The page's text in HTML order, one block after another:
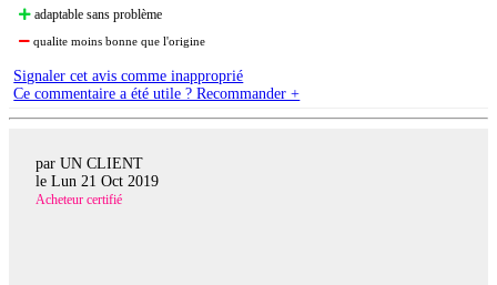
adaptable sans problème
qualite moins bonne que l'origine
Signaler cet avis comme inapproprié
Ce commentaire a été utile ? Recommander +
par UN CLIENT
le Lun 21 Oct 2019
Acheteur certifié